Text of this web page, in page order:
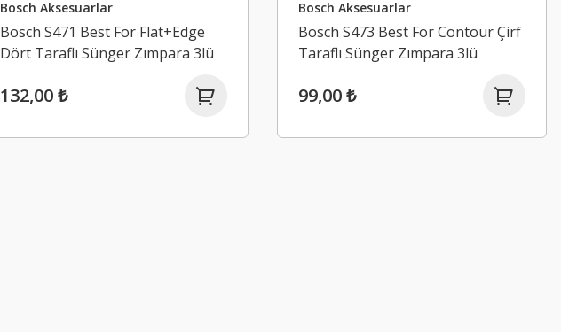
Bosch Aksesuarlar
Bosch S471 Best For Flat+Edge
Dört Taraflı Sünger Zımpara 3lü
132,00 ₺
Bosch Aksesuarlar
Bosch S473 Best For Contour Çirf
Taraflı Sünger Zımpara 3lü
99,00 ₺